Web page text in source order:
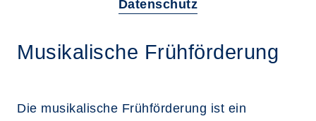
Datenschutz
Musikalische Frühförderung
Die musikalische Frühförderung ist ein